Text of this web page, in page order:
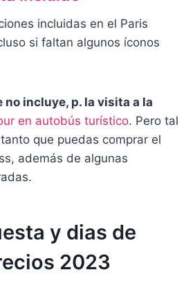
incluidas en el Paris
si faltan algunos íconos
no incluye, p. la visita a la
en autobús turístico. Pero tal
que puedas comprar el
además de algunas
y dias de
2023